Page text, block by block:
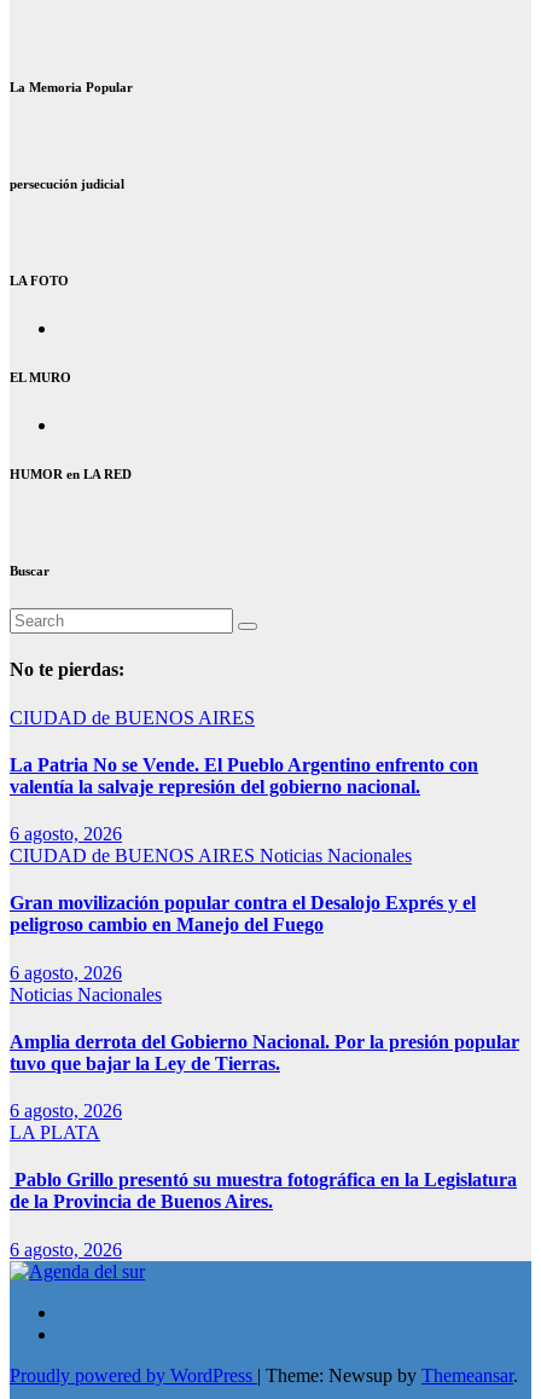
La Memoria Popular
persecución judicial
LA FOTO
EL MURO
HUMOR en LA RED
Buscar
No te pierdas:
CIUDAD de BUENOS AIRES
La Patria No se Vende. El Pueblo Argentino enfrento con
valentía la salvaje represión del gobierno nacional.
6 agosto, 2026
CIUDAD de BUENOS AIRES Noticias Nacionales
Gran movilización popular contra el Desalojo Exprés y el
peligroso cambio en Manejo del Fuego
6 agosto, 2026
Noticias Nacionales
Amplia derrota del Gobierno Nacional. Por la presión popular
tuvo que bajar la Ley de Tierras.
6 agosto, 2026
LA PLATA
Pablo Grillo presentó su muestra fotográfica en la Legislatura
de la Provincia de Buenos Aires.
6 agosto, 2026
Proudly powered by WordPress | Theme: Newsup by Themeansar.